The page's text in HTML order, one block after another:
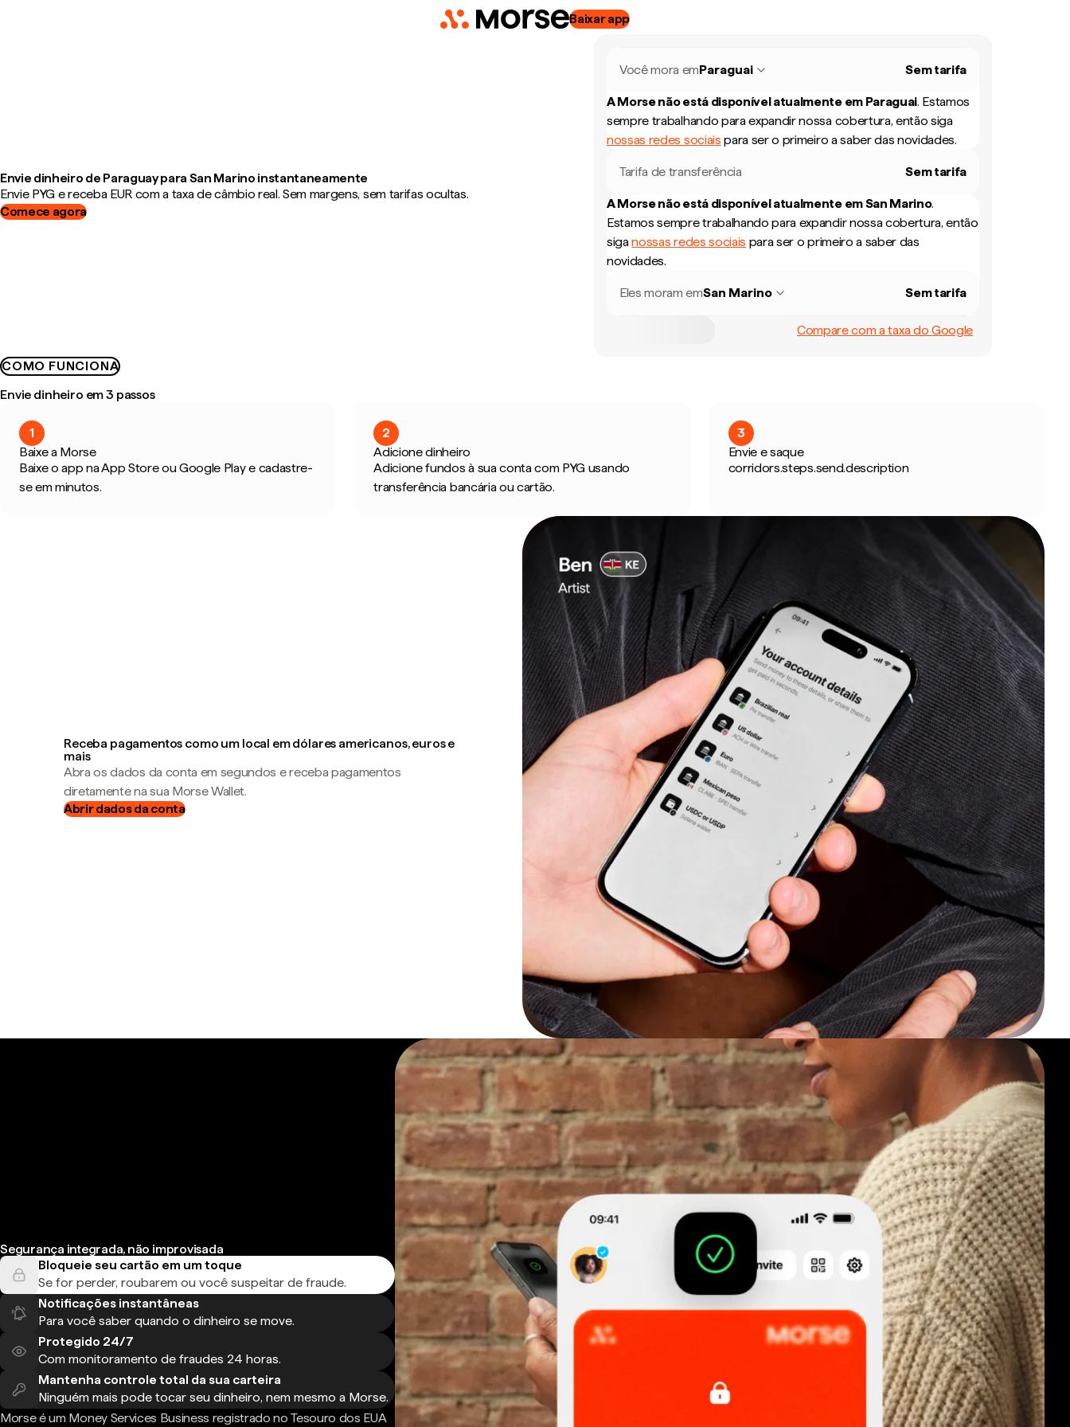
Baixar app
Envie dinheiro de Paraguay para San Marino instantaneamente
Envie PYG e receba EUR com a taxa de câmbio real. Sem margens, sem tarifas ocultas.
Comece agora
Você mora emParaguai Sem tarifa
A Morse não está disponível atualmente em Paraguai. Estamos
sempre trabalhando para expandir nossa cobertura, então siga
nossas redes sociais para ser o primeiro a saber das novidades.
Tarifa de transferência Sem tarifa
A Morse não está disponível atualmente emSan Marino.
Estamos sempre trabalhando para expandir nossa cobertura, então
siganossas redes sociais para ser o primeiro a saber das
novidades.
Eles moram emSan Marino Sem tarifa
Compare com a taxa do Google
COMO FUNCIONA
Envie dinheiro em 3 passos
1
Baixe a Morse
Baixe o app na App Store ou Google Play e cadastre-
se em minutos.
2
Adicione dinheiro
Adicione fundos à sua conta com PYG usando
transferência bancária ou cartão.
3
Envie e saque
corridors.steps.send.description
Receba pagamentos como um local em dólares americanos, euros e
mais
Abra os dados da conta em segundos e receba pagamentos
diretamente na sua Morse Wallet.
Abrir dados da conta
Segurança integrada, não improvisada
Bloqueie seu cartão em um toque
Se for perder, roubarem ou você suspeitar de fraude.
Notificações instantâneas
Para você saber quando o dinheiro se move.
Protegido 24/7
Com monitoramento de fraudes 24 horas.
Mantenha controle total da sua carteira
Ninguém mais pode tocar seu dinheiro, nem mesmo a Morse.
Morse é um Money Services Business registrado no Tesouro dos EUA